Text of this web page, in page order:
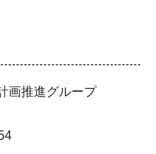
画推進グループ